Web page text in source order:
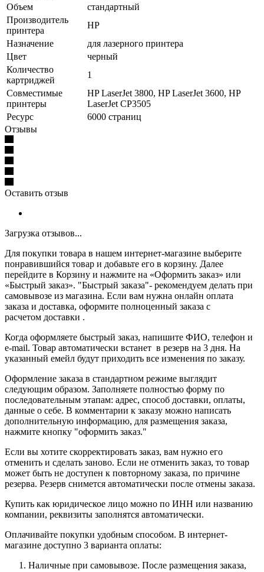
Объем
стандартный
Производитель
принтера
HP
Назначение
для лазерного принтера
Цвет
черный
Количество
картриджей
1
Совместимые
принтеры
HP LaserJet 3800, HP LaserJet 3600, HP
LaserJet CP3505
Ресурс
6000 страниц
Отзывы
Оставить отзыв
Загрузка отзывов...
Для покупки товара в нашем интернет-магазине выберите
понравившийся товар и добавьте его в корзину. Далее
перейдите в Корзину и нажмите на «Оформить заказ» или
«Быстрый заказ». "Быстрый заказа"- рекомендуем делать при
самовывозе из магазина. Если вам нужна онлайн оплата
заказа и доставка, оформите полноценный заказа с
расчетом доставки .
Когда оформляете быстрый заказ, напишите ФИО, телефон и
e-mail. Товар автоматически встанет в резерв на 3 дня. На
указанный емейл будут приходить все изменения по заказу.
Оформление заказа в стандартном режиме выглядит
следующим образом. Заполняете полностью форму по
последовательным этапам: адрес, способ доставки, оплаты,
данные о себе. В комментарии к заказу можно написать
дополнительную информацию, для размещения заказа,
нажмите кнопку "оформить заказ."
Если вы хотите скорректировать заказ, вам нужно его
отменить и сделать заново. Если не отменить заказ, то товар
может быть не доступен к повторному заказа, по причине
резерва. Резерв снимется автоматически после отмены заказа.
Купить как юридическое лицо можно по ИНН или названию
компании, реквизиты заполнятся автоматически.
Оплачивайте покупки удобным способом. В интернет-
магазине доступно 3 варианта оплаты:
Наличные при самовывозе. После размещения заказа,